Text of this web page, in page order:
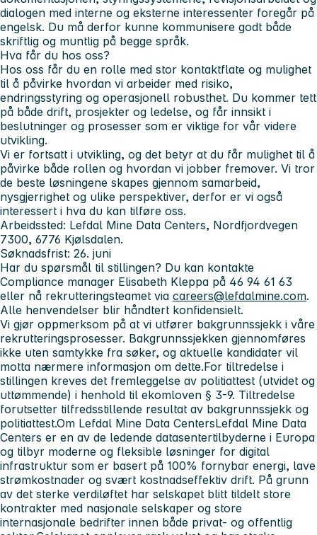
dialogen med interne og eksterne interessenter foregår på
engelsk. Du må derfor kunne kommunisere godt både
skriftlig og muntlig på begge språk.
Hva får du hos oss?
Hos oss får du en rolle med stor kontaktflate og mulighet
til å påvirke hvordan vi arbeider med risiko,
endringsstyring og operasjonell robusthet. Du kommer tett
på både drift, prosjekter og ledelse, og får innsikt i
beslutninger og prosesser som er viktige for vår videre
utvikling.
Vi er fortsatt i utvikling, og det betyr at du får mulighet til å
påvirke både rollen og hvordan vi jobber fremover. Vi tror
de beste løsningene skapes gjennom samarbeid,
nysgjerrighet og ulike perspektiver, derfor er vi også
interessert i hva du kan tilføre oss.
Arbeidssted: Lefdal Mine Data Centers, Nordfjordvegen
7300, 6776 Kjølsdalen.
Søknadsfrist: 26. juni
Har du spørsmål til stillingen? Du kan kontakte
Compliance manager Elisabeth Kleppa på 46 94 61 63
eller nå rekrutteringsteamet via careers@lefdalmine.com.
Alle henvendelser blir håndtert konfidensielt.
Vi gjør oppmerksom på at vi utfører bakgrunnssjekk i våre
rekrutteringsprosesser. Bakgrunnssjekken gjennomføres
ikke uten samtykke fra søker, og aktuelle kandidater vil
motta nærmere informasjon om dette.For tiltredelse i
stillingen kreves det fremleggelse av politiattest (utvidet og
uttømmende) i henhold til ekomloven § 3-9. Tiltredelse
forutsetter tilfredsstillende resultat av bakgrunnssjekk og
politiattest.Om Lefdal Mine Data CentersLefdal Mine Data
Centers er en av de ledende datasentertilbyderne i Europa
og tilbyr moderne og fleksible løsninger for digital
infrastruktur som er basert på 100% fornybar energi, lave
strømkostnader og svært kostnadseffektiv drift. På grunn
av det sterke verdiløftet har selskapet blitt tildelt store
kontrakter med nasjonale selskaper og store
internasjonale bedrifter innen både privat- og offentlig